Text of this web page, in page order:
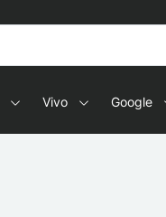
Vivo Google